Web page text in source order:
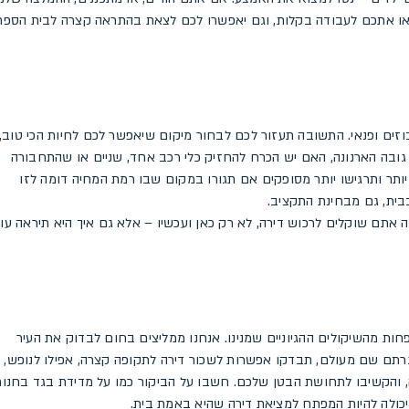
אתכם לעבודה בקלות, וגם יאפשרו לכם לצאת בהתראה קצרה לבית
ופנאי. התשובה תעזור לכם לבחור מיקום שיאפשר לכם לחיות הכי
הארנונה, האם יש הכרח להחזיק כלי רכב אחד, שניים או שהתחבורה
ותרגישו יותר מסופקים אם תגורו במקום שבו רמת המחיה דומה לזו
גם מבחינת התקציב.
שוקלים לרכוש דירה, לא רק כאן ועכשיו – אלא גם איך היא תיראה
מהשיקולים ההגיוניים שמנינו. אנחנו ממליצים בחום לבדוק את העיר
שם מעולם, תבדקו אפשרות לשכור דירה לתקופה קצרה, אפילו לנופש,
לתחושת הבטן שלכם. חשבו על הביקור כמו על מדידת בגד
להיות המפתח למציאת דירה שהיא באמת בית.